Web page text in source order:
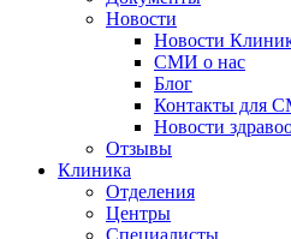
Новости
Новости
СМИ о нас
Блог
Контакты для
Новости
Отзывы
Клиника
Отделения
Центры
Специалисты